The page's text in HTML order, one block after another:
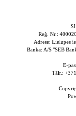
Reģ. Nr.:
Adrese: Lielupes
Banka: A/S "SEB
E-
Tālr.: